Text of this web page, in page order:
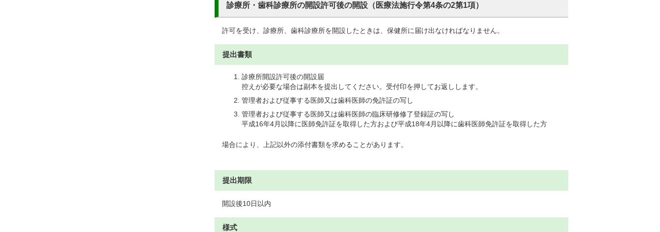
診療所・歯科診療所の開設許可後の開設（医療法施行令第4条の2第1項）
許可を受け、診療所、歯科診療所を開設したときは、保健所に届け出なければなりません。
提出書類
診療所開設許可後の開設届
控えが必要な場合は副本を提出してください。受付印を押してお返しします。
管理者および従事する医師又は歯科医師の免許証の写し
管理者および従事する医師又は歯科医師の臨床研修修了登録証の写し
平成16年4月以降に医師免許証を取得した方および平成18年4月以降に歯科医師免許証を取得した方
場合により、上記以外の添付書類を求めることがあります。
提出期限
開設後10日以内
様式